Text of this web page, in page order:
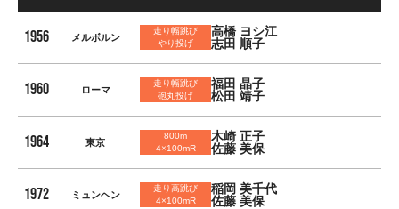
1956 メルボルン
走り幅跳び 高橋 ヨシ江
やり投げ 志田 順子
1960 ローマ
走り幅跳び 福田 晶子
砲丸投げ 松田 靖子
1964 東京
800m 木崎 正子
4×100mR 佐藤 美保
1972 ミュンヘン
走り高跳び 稲岡 美千代
4×100mR 佐藤 美保